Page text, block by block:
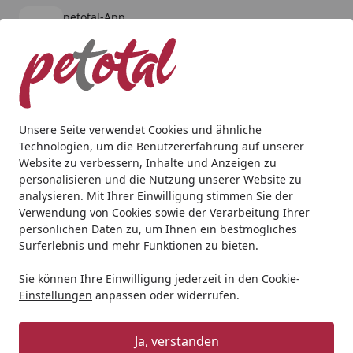
Unsere Seite verwendet Cookies und ähnliche
Technologien, um die Benutzererfahrung auf unserer
Website zu verbessern, Inhalte und Anzeigen zu
personalisieren und die Nutzung unserer Website zu
analysieren. Mit Ihrer Einwilligung stimmen Sie der
Verwendung von Cookies sowie der Verarbeitung Ihrer
persönlichen Daten zu, um Ihnen ein bestmögliches
Surferlebnis und mehr Funktionen zu bieten.
Sie können Ihre Einwilligung jederzeit in den Cookie-
Einstellungen anpassen oder widerrufen.
Ja, verstanden
petotal-App
kostenlos - Im App Store
Alle Produkte
Mein Konto
Suchen
Startseite
Andere Tierarten Vogel Vogelfutter Erdtmann
Erdtmann Vogelfutterkette 8-teilig
Wildvogelfutter